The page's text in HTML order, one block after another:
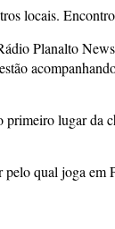
locais.
Planalto
lugar da
qual joga